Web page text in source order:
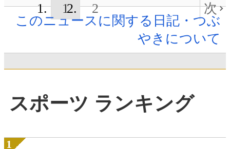
1 2
次
このニュースに関する日記・つぶ
やきについて
スポーツ ランキング